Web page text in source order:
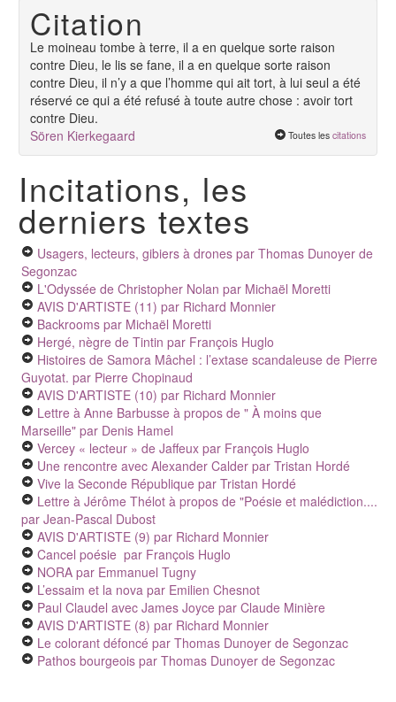
Citation
Le moineau tombe à terre, il a en quelque sorte raison
contre Dieu, le lis se fane, il a en quelque sorte raison
contre Dieu, il n’y a que l’homme qui ait tort, à lui seul a été
réservé ce qui a été refusé à toute autre chose : avoir tort
contre Dieu.
Sören Kierkegaard
Toutes les citations
Incitations, les
derniers textes
Usagers, lecteurs, gibiers à drones par Thomas Dunoyer de
Segonzac
L'Odyssée de Christopher Nolan par Michaël Moretti
AVIS D'ARTISTE (11) par Richard Monnier
Backrooms par Michaël Moretti
Hergé, nègre de Tintin par François Huglo
Histoires de Samora Mâchel : l’extase scandaleuse de Pierre
Guyotat. par Pierre Chopinaud
AVIS D'ARTISTE (10) par Richard Monnier
Lettre à Anne Barbusse à propos de " À moins que
Marseille" par Denis Hamel
Vercey « lecteur » de Jaffeux par François Huglo
Une rencontre avec Alexander Calder par Tristan Hordé
Vive la Seconde République par Tristan Hordé
Lettre à Jérôme Thélot à propos de "Poésie et malédiction....
par Jean-Pascal Dubost
AVIS D'ARTISTE (9) par Richard Monnier
Cancel poésie par François Huglo
NORA par Emmanuel Tugny
L’essaim et la nova par Emilien Chesnot
Paul Claudel avec James Joyce par Claude Minière
AVIS D'ARTISTE (8) par Richard Monnier
Le colorant défoncé par Thomas Dunoyer de Segonzac
Pathos bourgeois par Thomas Dunoyer de Segonzac